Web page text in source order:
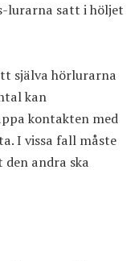
lurarna satt i höljet
själva hörlurarna
kan
kontakten med
I vissa fall måste
andra ska